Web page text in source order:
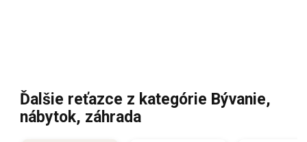
Ďalšie reťazce z kategórie Bývanie,
nábytok, záhrada